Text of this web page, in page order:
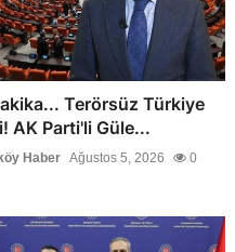
Terörsüz Türkiye
AK Parti'li Güle...
Haber Ağustos 5, 2026 0